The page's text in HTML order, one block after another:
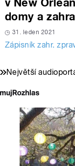
v New
domy a
31. leden 2021
Zápisník zahr.
Největší